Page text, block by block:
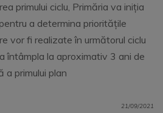
primului ciclu, Primăria va iniția
a determina prioritățile
vor fi realizate în următorul ciclu
întâmpla la aproximativ 3 ani de
a primului plan
21/09/2021